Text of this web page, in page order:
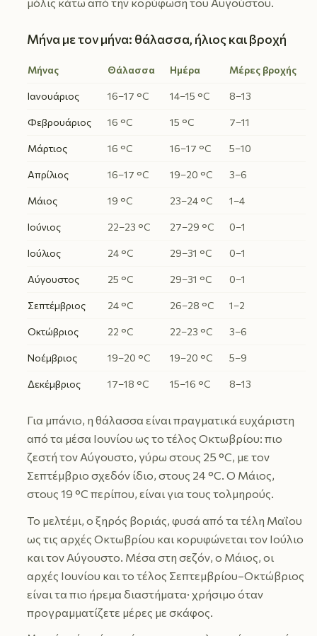
Μήνα με τον μήνα: θάλασσα, ήλιος και βροχή
Μήνας Θάλασσα Ημέρα Μέρες βροχής
Ιανουάριος 16–17 °C 14–15 °C 8–13
Φεβρουάριος 16 °C 15 °C 7–11
Μάρτιος 16 °C 16–17 °C 5–10
Απρίλιος 16–17 °C 19–20 °C 3–6
Μάιος 19 °C 23–24 °C 1–4
Ιούνιος 22–23 °C 27–29 °C 0–1
Ιούλιος 24 °C 29–31 °C 0–1
Αύγουστος 25 °C 29–31 °C 0–1
Σεπτέμβριος 24 °C 26–28 °C 1–2
Οκτώβριος 22 °C 22–23 °C 3–6
Νοέμβριος 19–20 °C 19–20 °C 5–9
Δεκέμβριος 17–18 °C 15–16 °C 8–13
Για μπάνιο, η θάλασσα είναι πραγματικά ευχάριστη
από τα μέσα Ιουνίου ως το τέλος Οκτωβρίου: πιο
ζεστή τον Αύγουστο, γύρω στους 25 °C, με τον
Σεπτέμβριο σχεδόν ίδιο, στους 24 °C. Ο Μάιος,
στους 19 °C περίπου, είναι για τους τολμηρούς.
Το μελτέμι, ο ξηρός βοριάς, φυσά από τα τέλη Μαΐου
ως τις αρχές Οκτωβρίου και κορυφώνεται τον Ιούλιο
και τον Αύγουστο. Μέσα στη σεζόν, ο Μάιος, οι
αρχές Ιουνίου και το τέλος Σεπτεμβρίου–Οκτώβριος
είναι τα πιο ήρεμα διαστήματα· χρήσιμο όταν
προγραμματίζετε μέρες με σκάφος.